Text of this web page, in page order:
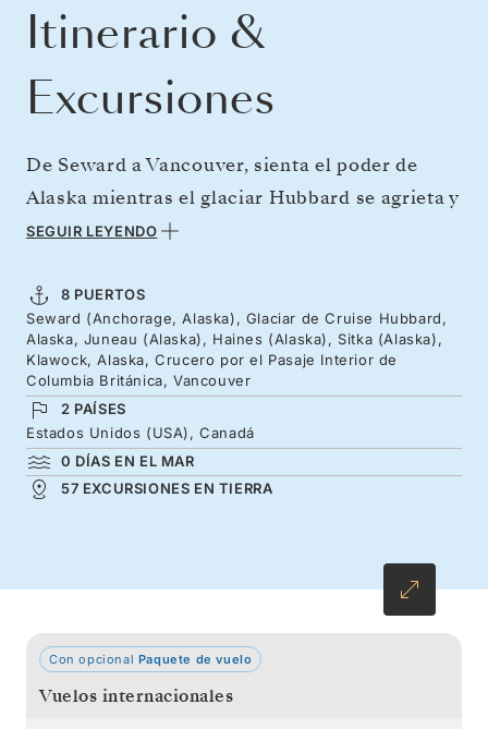
Itinerario &
Excursiones
De Seward a Vancouver, sienta el poder de
Alaska mientras el glaciar Hubbard se agrieta y
se desprende en la bahía Disenchantment.
uno de los mejores conjuntos de postes
totémicos del estado. Las águilas calvas
planean sobre los picos de Haines y Chilkat,
mientras Sitka conserva su legado ruso.
Continuaremos hacia el sur a través de la
espectacular Columbia Británica hasta
Vancouver.
SEGUIR LEYENDO
8 PUERTOS
Seward (Anchorage, Alaska), Glaciar de Cruise Hubbard,
Alaska, Juneau (Alaska), Haines (Alaska), Sitka (Alaska),
Klawock, Alaska, Crucero por el Pasaje Interior de
Columbia Británica, Vancouver
2 PAÍSES
Estados Unidos (USA), Canadá
0 DÍAS EN EL MAR
57 EXCURSIONES EN TIERRA
Con opcional Paquete de vuelo
Vuelos internacionales